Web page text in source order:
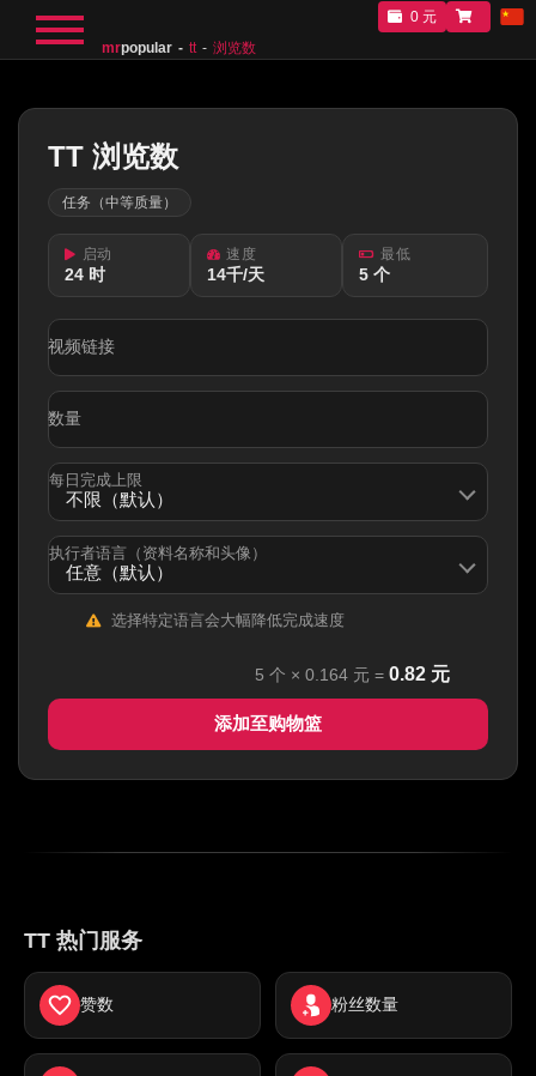
mrpopular tt 浏览数
0 元
TT 浏览数
任务（中等质量）
启动
24 时
速度
14千/天
最低
5 个
视频链接
数量
每日完成上限
执行者语言（资料名称和头像）
选择特定语言会大幅降低完成速度
5 个 × 0.164 元 = 0.82 元
添加至购物篮
TT 热门服务
赞数 粉丝数量